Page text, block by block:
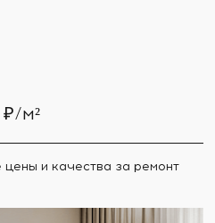
м²
и качества за ремонт